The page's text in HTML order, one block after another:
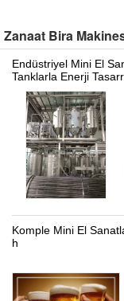
Zanaat Bira
Endüstriyel Mini El
Tanklarla Enerji
Komple Mini El
h